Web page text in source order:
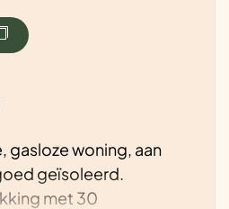
gasloze woning, aan
geïsoleerd.
met 30